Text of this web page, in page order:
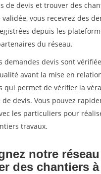
de devis et trouver des
vous recevrez des
depuis les
du réseau.
demandes devis sont
avant la mise en
qui permet de vérifier la
devis. Vous pouvez
les particuliers pour
travaux.
notre
des chantiers